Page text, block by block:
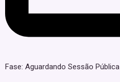
Fase: Aguardando Sessão Pública